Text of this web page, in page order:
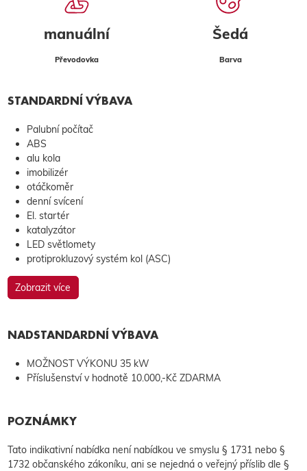
manuální
Převodovka
Šedá
Barva
STANDARDNÍ VÝBAVA
Palubní počítač
ABS
alu kola
imobilizér
otáčkoměr
denní svícení
El. startér
katalyzátor
LED světlomety
protiprokluzový systém kol (ASC)
Zobrazit více
NADSTANDARDNÍ VÝBAVA
MOŽNOST VÝKONU 35 kW
Příslušenství v hodnotě 10.000,-Kč ZDARMA
POZNÁMKY
Tato indikativní nabídka není nabídkou ve smyslu § 1731 nebo §
1732 občanského zákoníku, ani se nejedná o veřejný příslib dle §